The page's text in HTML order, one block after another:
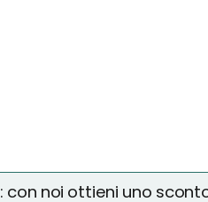
: con noi ottieni uno